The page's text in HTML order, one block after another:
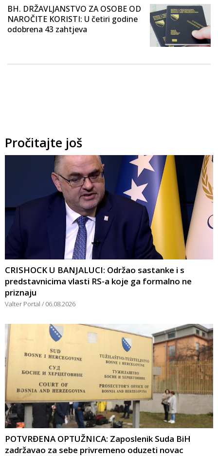
BH. DRŽAVLJANSTVO ZA OSOBE OD
NAROČITE KORISTI: U četiri godine
odobrena 43 zahtjeva
Pročitajte još
CRISHOCK U BANJALUCI: Održao sastanke i s
predstavnicima vlasti RS-a koje ga formalno ne
priznaju
Valter Portal 06.08.2026
POTVRĐENA OPTUŽNICA: Zaposlenik Suda BiH
zadržavao za sebe privremeno oduzeti novac